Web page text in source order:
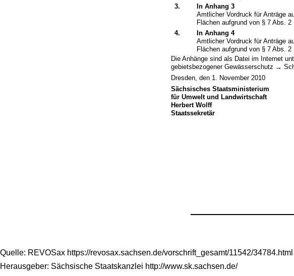
3.
In Anhang 3
Amtlicher Vordruck für Anträge
Flächen aufgrund von § 7 Abs. 2
4.
In Anhang 4
Amtlicher Vordruck für Anträge
Flächen aufgrund von § 7 Abs. 2
Die Anhänge sind als Datei im Internet
gebietsbezogener Gewässerschutz →
Dresden, den 1. November 2010
Sächsisches Staatsministerium
für Umwelt und Landwirtschaft
Herbert Wolff
Staatssekretär
Quelle: REVOSax https://revosax.sachsen.de/vorschrift_gesamt/11542/
Herausgeber: Sächsische Staatskanzlei http://www.sk.sachsen.de/